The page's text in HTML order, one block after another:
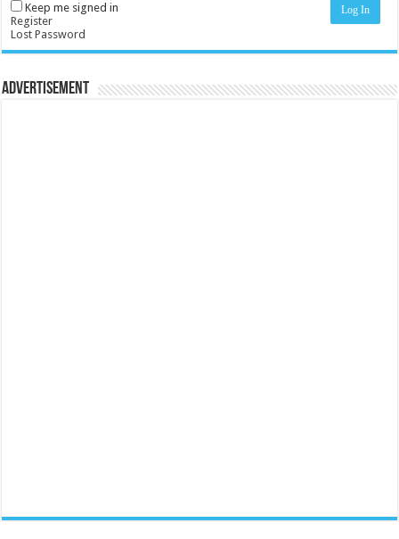
Keep me signed in Log In
Register
Lost Password
Advertisement